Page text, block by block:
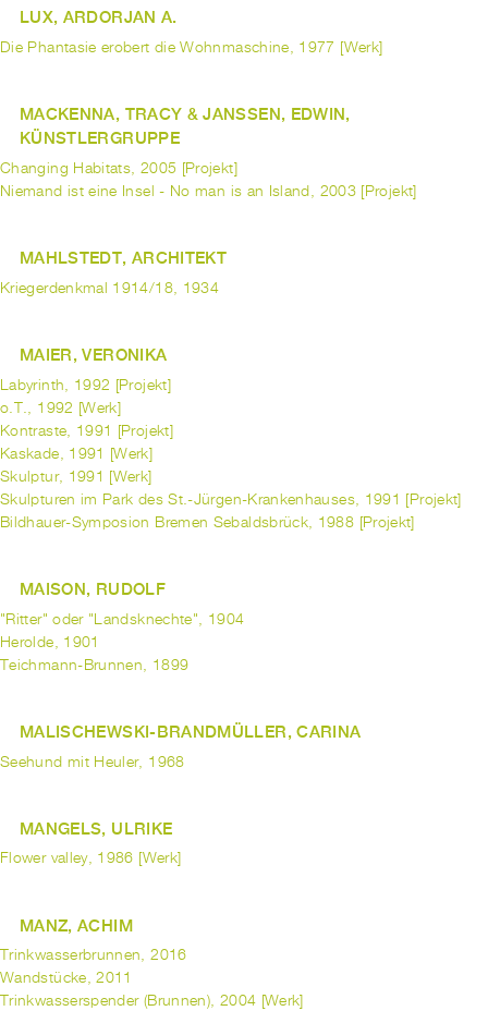
LUX, ARDORJAN A.
Die Phantasie erobert die Wohnmaschine, 1977 [Werk]
MACKENNA, TRACY & JANSSEN, EDWIN,
KÜNSTLERGRUPPE
Changing Habitats, 2005 [Projekt]
Niemand ist eine Insel - No man is an Island, 2003 [Projekt]
MAHLSTEDT, ARCHITEKT
Kriegerdenkmal 1914/18, 1934
MAIER, VERONIKA
Labyrinth, 1992 [Projekt]
o.T., 1992 [Werk]
Kontraste, 1991 [Projekt]
Kaskade, 1991 [Werk]
Skulptur, 1991 [Werk]
Skulpturen im Park des St.-Jürgen-Krankenhauses, 1991 [Projekt]
Bildhauer-Symposion Bremen Sebaldsbrück, 1988 [Projekt]
MAISON, RUDOLF
"Ritter" oder "Landsknechte", 1904
Herolde, 1901
Teichmann-Brunnen, 1899
MALISCHEWSKI-BRANDMÜLLER, CARINA
Seehund mit Heuler, 1968
MANGELS, ULRIKE
Flower valley, 1986 [Werk]
MANZ, ACHIM
Trinkwasserbrunnen, 2016
Wandstücke, 2011
Trinkwasserspender (Brunnen), 2004 [Werk]